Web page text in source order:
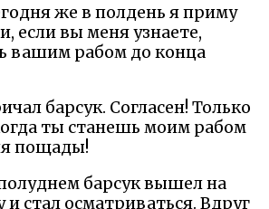
же в полдень я приму
если вы меня узнаете,
вашим рабом до конца
барсук. Согласен! Только
ты станешь моим рабом
пощады!
барсук вышел на
и стал осматриваться. Вдруг